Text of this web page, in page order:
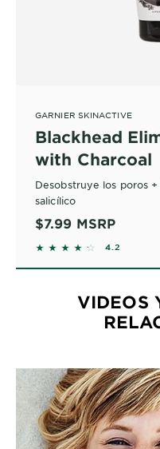
GARNIER SKINACTIVE
Blackhead
with Charcoal
Desobstruye los poros
salicílico
$7.99 MSRP
4.2045 out of 5
4.2
VIDEOS